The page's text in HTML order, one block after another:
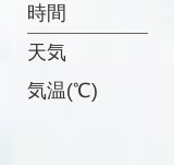
時間
天気
気温(℃)